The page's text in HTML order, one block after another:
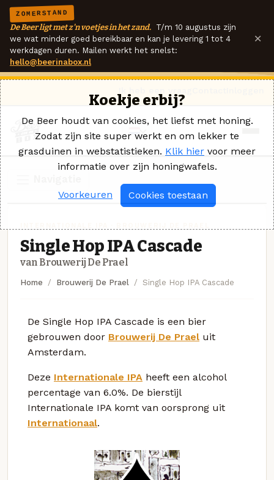
ZOMERSTAND
De Beer ligt met z'n voetjes in het zand. T/m 10 augustus zijn
we wat minder goed bereikbaar en kan je levering 1 tot 4
werkdagen duren. Mailen werkt het snelst:
hello@beerinabox.nl
×
Single Hop IPA Cascade
van Brouwerij De Prael
Home Brouwerij De Prael Single Hop IPA Cascade
De Single Hop IPA Cascade is een bier
gebrouwen door Brouwerij De Prael uit
Amsterdam.
Deze Internationale IPA heeft een alcohol
percentage van 6.0%. De bierstijl
Internationale IPA komt van oorsprong uit
Internationaal.
Koekje erbij?
De Beer houdt van cookies, het liefst met honing.
Zodat zijn site super werkt en om lekker te
grasduinen in webstatistieken. Klik hier voor meer
informatie over zijn honingwafels.
Voorkeuren Cookies toestaan